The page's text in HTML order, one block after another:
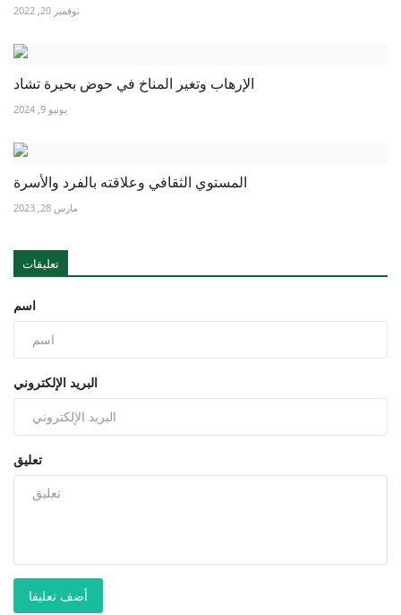
نوفمبر 20, 2022
الإرهاب وتغير المناخ في حوض بحيرة تشاد
يونيو 9, 2024
المستوي الثقافي وعلاقته بالفرد والأسرة
مارس 28, 2023
تعليقات
اسم
البريد الإلكتروني
تعليق
أضف تعليقا